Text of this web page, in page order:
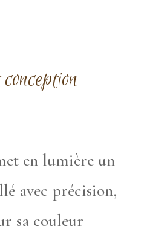
en lumière un
avec précision,
sa couleur